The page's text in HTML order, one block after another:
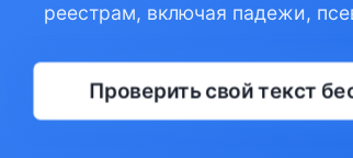
реестрам, включая падежи,
Проверить свой текст